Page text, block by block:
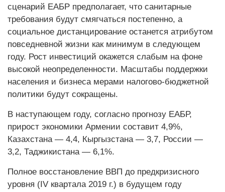
сценарий ЕАБР предполагает, что санитарные
требования будут смягчаться постепенно, а
социальное дистанцирование останется атрибутом
повседневной жизни как минимум в следующем
году. Рост инвестиций окажется слабым на фоне
высокой неопределенности. Масштабы поддержки
населения и бизнеса мерами налогово-бюджетной
политики будут сокращены.
В наступающем году, согласно прогнозу ЕАБР,
прирост экономики Армении составит 4,9%,
Казахстана — 4,4, Кыргызстана — 3,7, России —
3,2, Таджикистана — 6,1%.
Полное восстановление ВВП до предкризисного
уровня (IV квартала 2019 г.) в будущем году